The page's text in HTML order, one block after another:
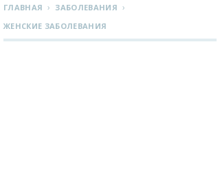
ГЛАВНАЯ › ЗАБОЛЕВАНИЯ ›
ЖЕНСКИЕ ЗАБОЛЕВАНИЯ